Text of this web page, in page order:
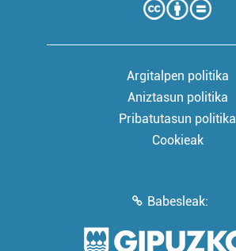
Argitalpen politika
Aniztasun politika
Pribatutasun politika
Cookieak
Babesleak: